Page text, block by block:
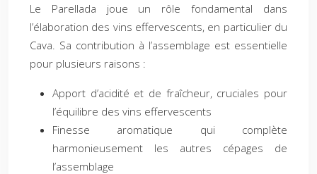
Le Parellada joue un rôle fondamental dans
l’élaboration des vins effervescents, en particulier du
Cava. Sa contribution à l’assemblage est essentielle
pour plusieurs raisons :
Apport d’acidité et de fraîcheur, cruciales pour
l’équilibre des vins effervescents
Finesse aromatique qui complète
harmonieusement les autres cépages de
l’assemblage